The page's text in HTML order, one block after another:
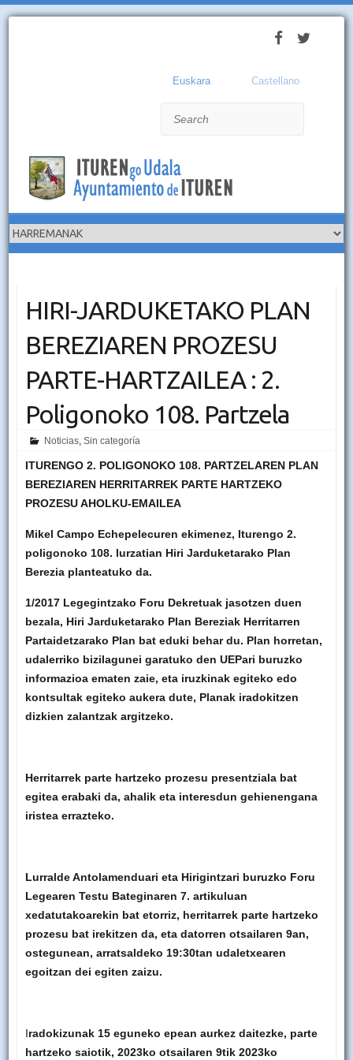
Euskara Castellano
HIRI-JARDUKETAKO PLAN
BEREZIAREN PROZESU
PARTE-HARTZAILEA : 2.
Poligonoko 108. Partzela
Noticias,Sin categoría
ITURENGO 2. POLIGONOKO 108. PARTZELAREN PLAN
BEREZIAREN HERRITARREK PARTE HARTZEKO
PROZESU AHOLKU-EMAILEA
Mikel Campo Echepelecuren ekimenez, Iturengo 2.
poligonoko 108. lurzatian Hiri Jarduketarako Plan
Berezia planteatuko da.
1/2017 Legegintzako Foru Dekretuak jasotzen duen
bezala, Hiri Jarduketarako Plan Bereziak Herritarren
Partaidetzarako Plan bat eduki behar du. Plan horretan,
udalerriko bizilagunei garatuko den UEPari buruzko
informazioa ematen zaie, eta iruzkinak egiteko edo
kontsultak egiteko aukera dute, Planak iradokitzen
dizkien zalantzak argitzeko.
Herritarrek parte hartzeko prozesu presentziala bat
egitea erabaki da, ahalik eta interesdun gehienengana
iristea errazteko.
Lurralde Antolamenduari eta Hirigintzari buruzko Foru
Legearen Testu Bateginaren 7. artikuluan
xedatutakoarekin bat etorriz, herritarrek parte hartzeko
prozesu bat irekitzen da, eta datorren otsailaren 9an,
ostegunean, arratsaldeko 19:30tan udaletxearen
egoitzan dei egiten zaizu.
Iradokizunak 15 eguneko epean aurkez daitezke, parte
hartzeko saiotik, 2023ko otsailaren 9tik 2023ko